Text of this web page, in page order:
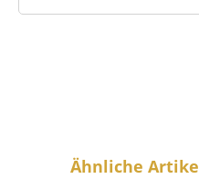
Ähnliche